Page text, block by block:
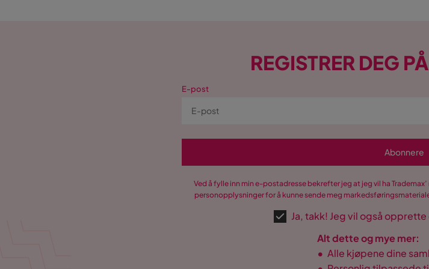
REGISTRER DEG
E-post
Abonnere
Ved å fylle inn min e-postadresse bekrefter jeg at jeg vil ha
personopplysninger for å kunne sende meg
Ja, takk! Jeg vil også
Alt dette og mye mer:
• Alle kjøpene dine